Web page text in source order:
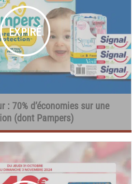
: 70% d’économies sur une
(dont Pampers)